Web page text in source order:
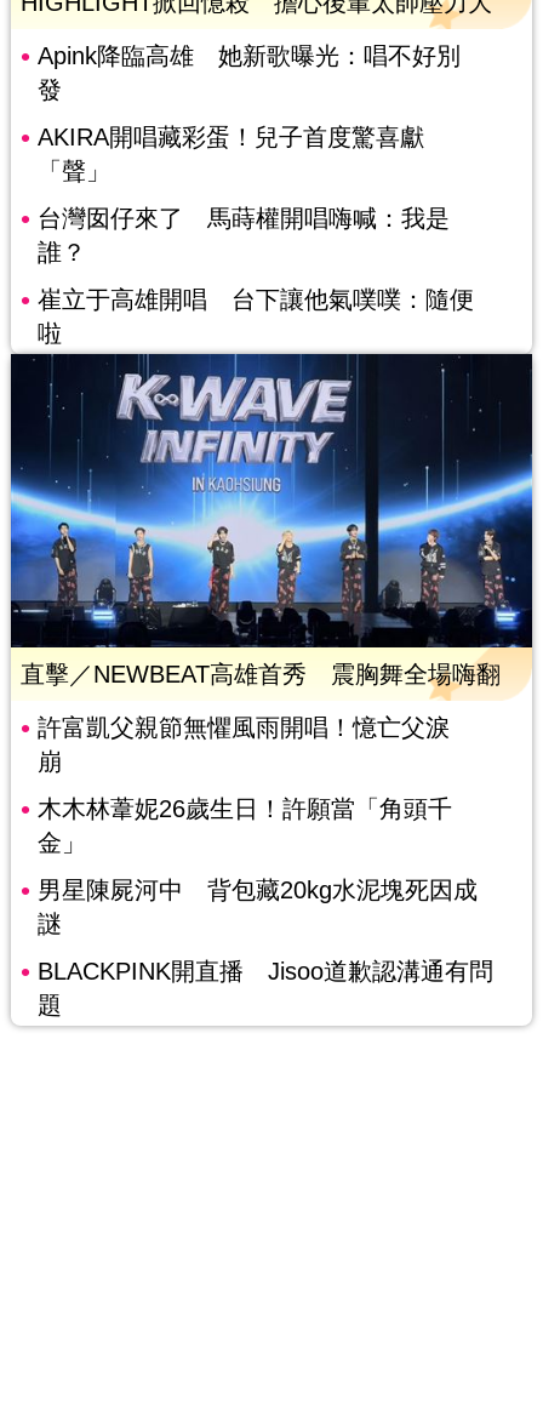
Apink降臨高雄 她新歌曝光：唱不好別
發
AKIRA開唱藏彩蛋！兒子首度驚喜獻
「聲」
台灣囡仔來了 馬蒔權開唱嗨喊：我是
誰？
崔立于高雄開唱 台下讓他氣噗噗：隨便
啦
直擊／NEWBEAT高雄首秀 震胸舞全場嗨翻
許富凱父親節無懼風雨開唱！憶亡父淚
崩
木木林葦妮26歲生日！許願當「角頭千
金」
男星陳屍河中 背包藏20kg水泥塊死因成
謎
BLACKPINK開直播 Jisoo道歉認溝通有問
題